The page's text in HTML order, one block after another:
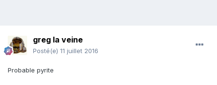
greg la veine
Posté(e) 11 juillet 2016
Probable pyrite